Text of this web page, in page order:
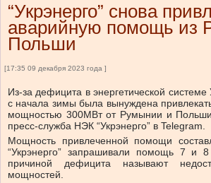
“Укрэнерго” снова
аварийную помощь из
Польши
[17:35 09 декабря 2023 года ]
Из-за дефицита в энергетической системе
с начала зимы была вынуждена
мощностью 300МВт от Румынии и
пресс-служба НЭК “Укрэнерго” в Telegram.
Мощность привлеченной помощи
“Укрэнерго” запрашивали помощь 7 и
причиной дефицита называют
мощностей.